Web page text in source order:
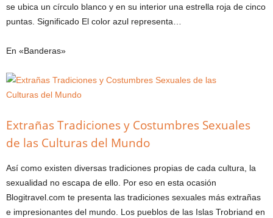
se ubica un círculo blanco y en su interior una estrella roja de cinco
puntas. Significado El color azul representa…
En «Banderas»
Extrañas Tradiciones y Costumbres Sexuales
de las Culturas del Mundo
Así como existen diversas tradiciones propias de cada cultura, la
sexualidad no escapa de ello. Por eso en esta ocasión
Blogitravel.com te presenta las tradiciones sexuales más extrañas
e impresionantes del mundo. Los pueblos de las Islas Trobriand en